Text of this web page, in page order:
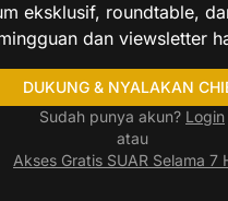
eksklusif, roundtable,
dan viewsletter
DUKUNG & NYALAKAN
Sudah punya akun? Login
atau
Akses Gratis SUAR Selama 7